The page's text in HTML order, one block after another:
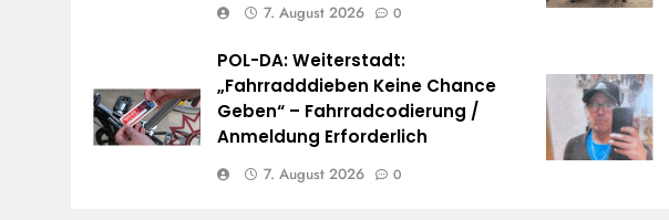
7. August 2026 0
POL-DA: Weiterstadt:
„Fahrradddieben Keine Chance
Geben“ – Fahrradcodierung /
Anmeldung Erforderlich
7. August 2026 0